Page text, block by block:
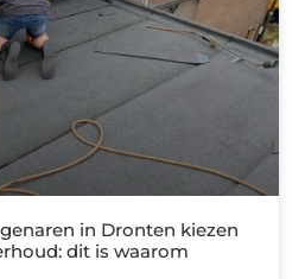
in Dronten kiezen
dit is waarom